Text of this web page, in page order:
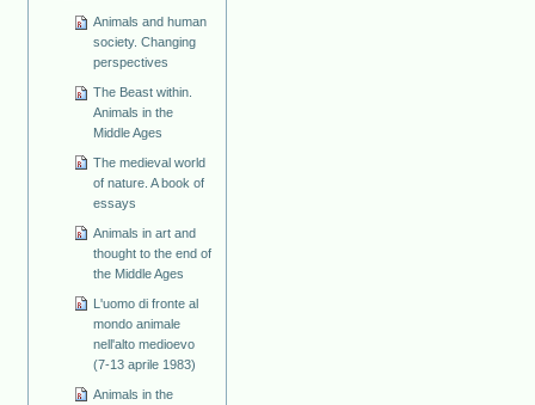
Animals and human
society. Changing
perspectives
The Beast within.
Animals in the
Middle Ages
The medieval world
of nature. A book of
essays
Animals in art and
thought to the end of
the Middle Ages
L'uomo di fronte al
mondo animale
nell'alto medioevo
(7-13 aprile 1983)
Animals in the